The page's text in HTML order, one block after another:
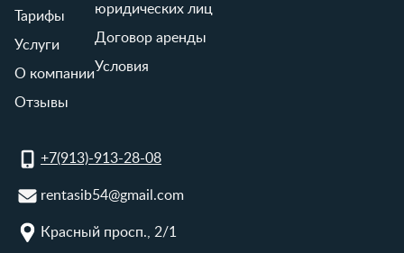
Тарифы
Услуги
О компании
Отзывы
юридических лиц
Договор аренды
Условия
+7(913)-913-28-08
rentasib54@gmail.com
Красный просп., 2/1